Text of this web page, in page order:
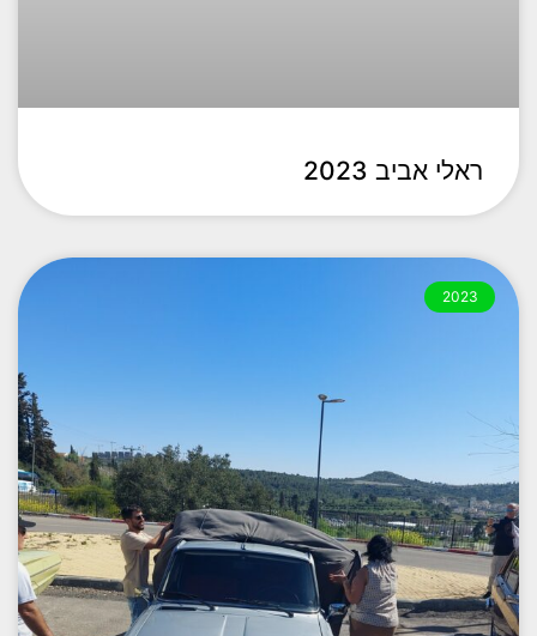
ראלי אביב 2023
2023